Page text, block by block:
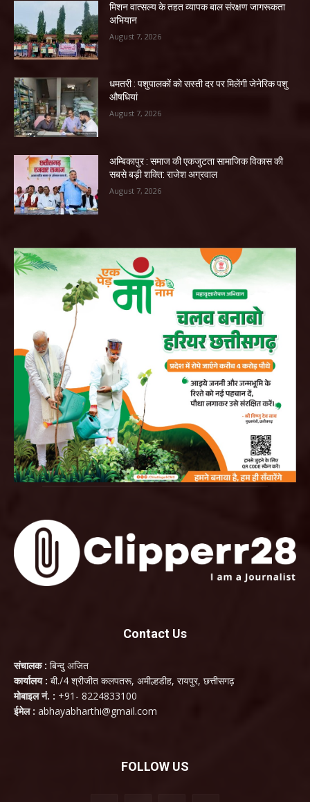
मिशन वात्सल्य के तहत व्यापक बाल संरक्षण जागरूकता
अभियान
August 7, 2026
धमतरी : पशुपालकों को सस्ती दर पर मिलेंगी जेनेरिक पशु
औषधियां
August 7, 2026
अम्बिकापुर : समाज की एकजुटता सामाजिक विकास की
सबसे बड़ी शक्ति: राजेश अग्रवाल
August 7, 2026
Contact Us
संचालक : बिन्दु अजित
कार्यालय : बी./4 श्रीजीत कलपतरू, अमील्हडीह, रायपुर, छत्तीसगढ़
मोबाइल नं. : +91- 8224833100
ईमेल : abhayabharthi@gmail.com
FOLLOW US